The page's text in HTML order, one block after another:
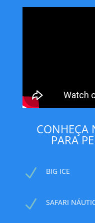
CONHEÇA
PARA
N BIG ICE
N SAFARI